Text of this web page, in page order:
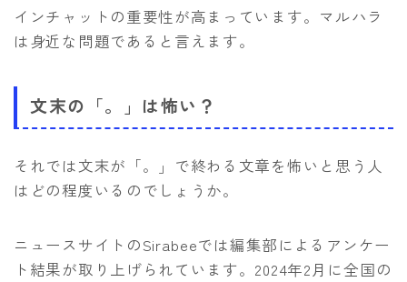
インチャットの重要性が高まっています。マルハラ
は身近な問題であると言えます。
文末の「。」は怖い？
それでは文末が「。」で終わる文章を怖いと思う人
はどの程度いるのでしょうか。
ニュースサイトのSirabeeでは編集部によるアンケー
ト結果が取り上げられています。2024年2月に全国の